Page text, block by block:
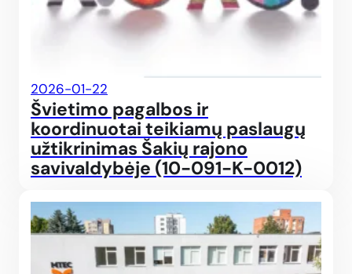
2026-01-22
Švietimo pagalbos ir
koordinuotai teikiamų paslaugų
užtikrinimas Šakių rajono
savivaldybėje (10-091-K-0012)